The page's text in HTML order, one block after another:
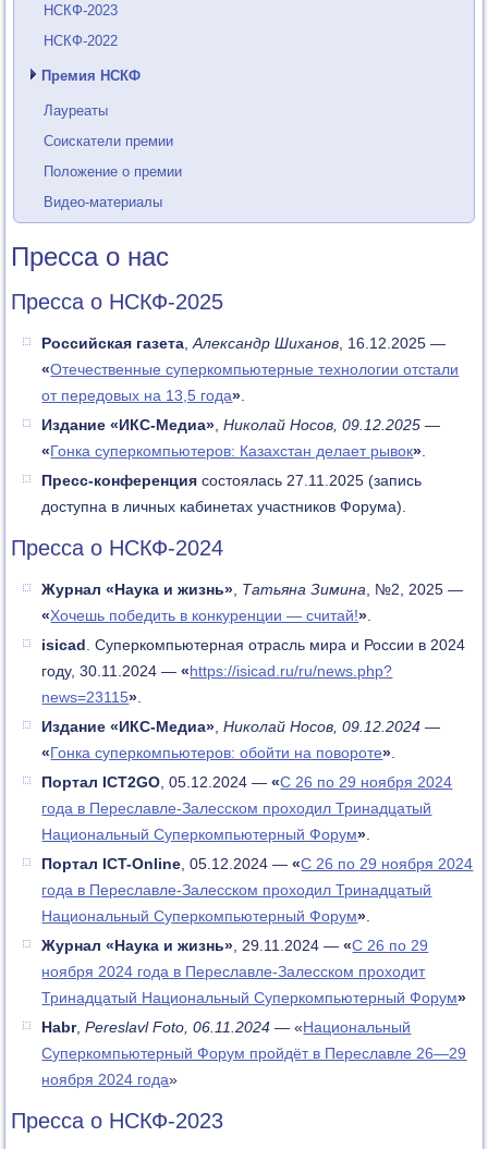
НСКФ-2023
НСКФ-2022
Премия НСКФ
Лауреаты
Соискатели премии
Положение о премии
Видео-материалы
Пресса о нас
Пресса о НСКФ-2025
Российская газета ,Александр Шиханов , 16.12.2025—
«Отечественные суперкомпьютерные технологии отстали
от передовых на 13,5 года»
Издание«ИКС-Медиа» ,Николай Носов, 09.12.2025 —
«Гонка суперкомпьютеров: Казахстан делает рывок»
Пресс-конференция состоялась 27.11.2025 (запись
доступна в личных кабинетах участников Форума).
Пресса о НСКФ-2024
Журнал «Наука и жизнь» Татьяна Зимина , №2, 2025—
«Хочешь победить в конкуренции — считай!»
isicad . Суперкомпьютерная отрасль мира и России в 2024
году, 30.11.2024— «https://isicad.ru/ru/news.php?
news=23115»
Издание«ИКС-Медиа» ,Николай Носов, 09.12.2024 —
«Гонка суперкомпьютеров: обойти на повороте»
Портал ICT2GO , 05.12.2024—«С 26 по 29 ноября 2024
года в Переславле-Залесском проходил Тринадцатый
Национальный Суперкомпьютерный Форум»
Портал ICT-Online , 05.12.2024—«С 26 по 29 ноября 2024
года в Переславле-Залесском проходил Тринадцатый
Национальный Суперкомпьютерный Форум»
Журнал «Наука и жизнь» , 29.11.2024—«С 26 по 29
ноября 2024 года в Переславле-Залесском проходит
Тринадцатый Национальный Суперкомпьютерный Форум»
Habr,Pereslavl Foto, 06.11.2024 —«Национальный
Суперкомпьютерный Форум пройдёт в Переславле 26—29
ноября 2024 года»
Пресса о НСКФ-2023